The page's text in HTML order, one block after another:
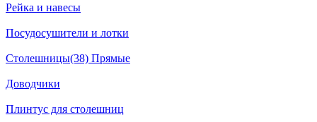
Рейка и навесы
Посудосушители и лотки
Столешницы(38) Прямые
Доводчики
Плинтус для столешниц